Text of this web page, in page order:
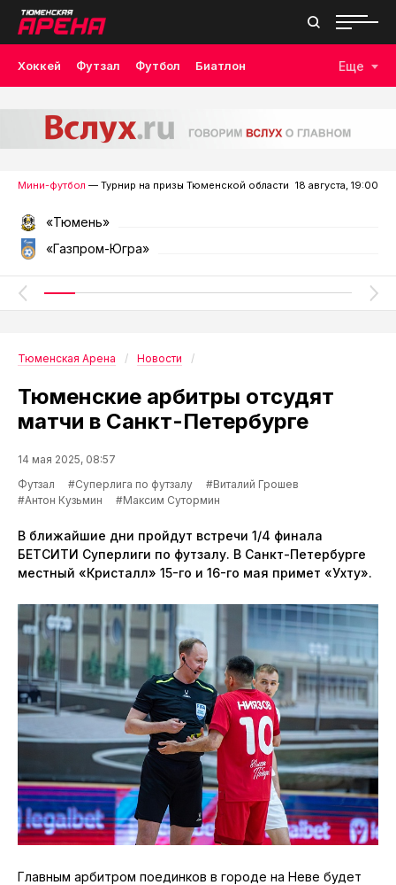
Хоккей Футзал Футбол Биатлон Еще
Мини-футбол — Турнир на призы Тюменской области 18 августа, 19:00
«Тюмень»
«Газпром-Югра»
Тюменская Арена Новости
Тюменские арбитры отсудят
матчи в Санкт-Петербурге
14 мая 2025, 08:57
Футзал
#Суперлига по футзалу
#Виталий Грошев
#Антон Кузьмин
#Максим Сутормин
В ближайшие дни пройдут встречи 1/4 финала
БЕТСИТИ Суперлиги по футзалу. В Санкт-Петербурге
местный «Кристалл» 15-го и 16-го мая примет «Ухту».
Главным арбитром поединков в городе на Неве будет